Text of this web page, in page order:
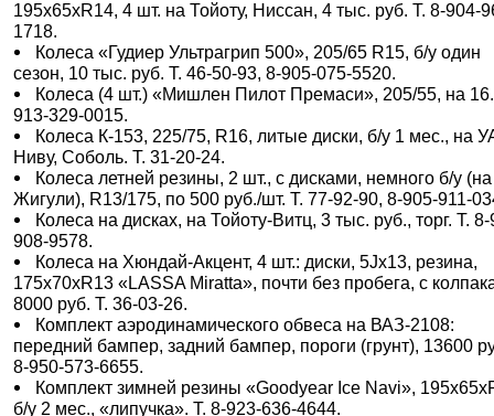
195х65хR14, 4 шт. на Тойоту, Ниссан, 4 тыс. руб. Т. 8-904-
1718.
Колеса «Гудиер Ультрагрип 500», 205/65 R15, б/у один
сезон, 10 тыс. руб. Т. 46-50-93, 8-905-075-5520.
Колеса (4 шт.) «Мишлен Пилот Премаси», 205/55, на
913-329-0015.
Колеса К-153, 225/75, R16, литые диски, б/у 1 мес., на
Ниву, Соболь. Т. 31-20-24.
Колеса летней резины, 2 шт., с дисками, немного б/у (на
Жигули), R13/175, по 500 руб./шт. Т. 77-92-90, 8-905-911-
Колеса на дисках, на Тойоту-Витц, 3 тыс. руб., торг. Т.
908-9578.
Колеса на Хюндай-Акцент, 4 шт.: диски, 5Jx13, резина,
175х70хR13 «LASSA Miratta», почти без пробега, с
8000 руб. Т. 36-03-26.
Комплект аэродинамического обвеса на ВАЗ-2108:
передний бампер, задний бампер, пороги (грунт), 13600
8-950-573-6655.
Комплект зимней резины «Goodyear Ice Navi»,
б/у 2 мес., «липучка». Т. 8-923-636-4644.